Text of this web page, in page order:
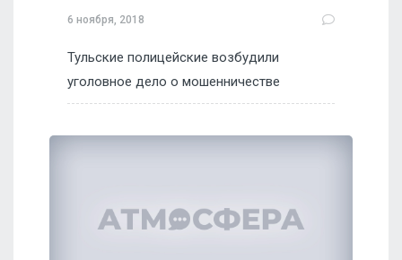
6 ноября, 2018
Тульские полицейские возбудили
уголовное дело о мошенничестве